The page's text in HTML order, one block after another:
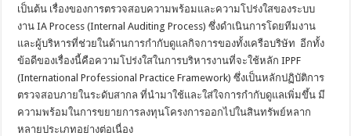
เป็นต้น เรื่องของการตรวจสอบความพร้อมและความโปร่งใสของระบบ
งาน IA Process (Internal Auditing Process) ซึ่งดำเนินการโดยทีมงาน
และผู้บริหารที่ช่วยในด้านการกำกับดูแลกิจการของทั้งเครือบริษัท อีกทั้ง
ข้อดีของเรื่องนี้คือความโปร่งใสในการบริหารงานที่จะใช้หลัก IPPF
(International Professional Practice Framework) ซึ่งเป็นหลักปฏิบัติการ
ตรวจสอบภายในระดับสากล ที่นำมาใช้และใส่ใจการกำกับดูแลเพิ่มขึ้น มี
ความพร้อมในการขยายการลงทุนโครงการออกไปในสินทรัพย์หลาก
หลายประเภทอย่างต่อเนื่อง